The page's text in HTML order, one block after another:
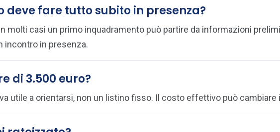
deve fare tutto subito in presenza?
molti casi un primo inquadramento può partire da informazioni
incontro in presenza.
di 3.500 euro?
utile a orientarsi, non un listino fisso. Il costo effettivo può